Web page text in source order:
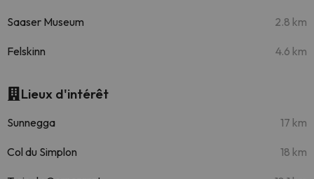
Saaser Museum 2.8 km
Felskinn 4.6 km
Lieux d'intérêt
Sunnegga 17 km
Col du Simplon 18 km